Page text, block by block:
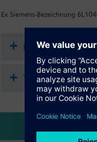
Ex Siemens-Bezeichnung
Dokumente
Technische